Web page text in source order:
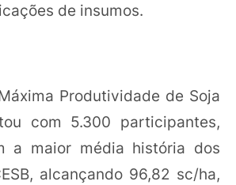
de insumos.
Produtividade de Soja
com 5.300 participantes,
a maior média história dos
alcançando 96,82 sc/ha,